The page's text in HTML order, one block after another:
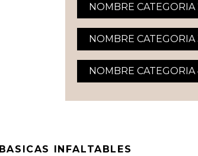
NOMBRE CATEGORIA
NOMBRE CATEGORIA
NOMBRE CATEGORIA
BASICAS INFALTABLES